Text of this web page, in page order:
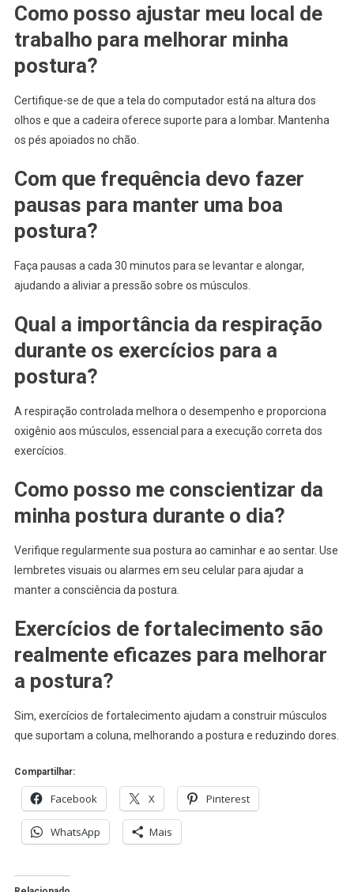
Como posso ajustar meu local de
trabalho para melhorar minha
postura?
Certifique-se de que a tela do computador está na altura dos
olhos e que a cadeira oferece suporte para a lombar. Mantenha
os pés apoiados no chão.
Com que frequência devo fazer
pausas para manter uma boa
postura?
Faça pausas a cada 30 minutos para se levantar e alongar,
ajudando a aliviar a pressão sobre os músculos.
Qual a importância da respiração
durante os exercícios para a
postura?
A respiração controlada melhora o desempenho e proporciona
oxigênio aos músculos, essencial para a execução correta dos
exercícios.
Como posso me conscientizar da
minha postura durante o dia?
Verifique regularmente sua postura ao caminhar e ao sentar. Use
lembretes visuais ou alarmes em seu celular para ajudar a
manter a consciência da postura.
Exercícios de fortalecimento são
realmente eficazes para melhorar
a postura?
Sim, exercícios de fortalecimento ajudam a construir músculos
que suportam a coluna, melhorando a postura e reduzindo dores.
Compartilhar:
Facebook X Pinterest
WhatsApp Mais